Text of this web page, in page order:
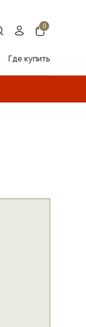
Где купить